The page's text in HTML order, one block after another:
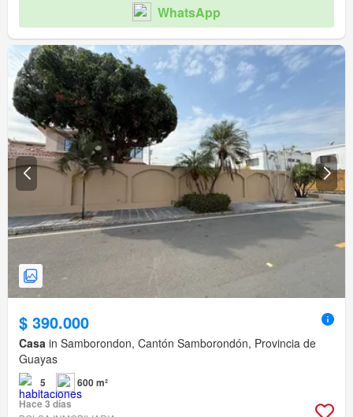
WhatsApp
$ 390.000
Casa in Samborondon, Cantón Samborondón, Provincia de
Guayas
5
600 m²
Hace 3 días